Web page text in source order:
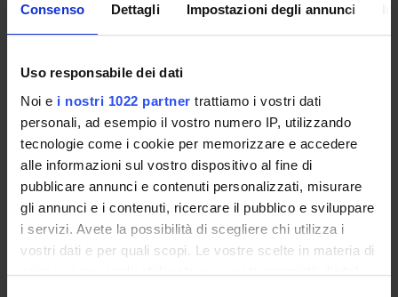
Consenso Dettagli Impostazioni degli annunci
Uso responsabile dei dati
Noi e i nostri 1022 partner trattiamo i vostri dati
personali, ad esempio il vostro numero IP, utilizzando
tecnologie come i cookie per memorizzare e accedere
alle informazioni sul vostro dispositivo al fine di
pubblicare annunci e contenuti personalizzati, misurare
gli annunci e i contenuti, ricercare il pubblico e sviluppare
i servizi. Avete la possibilità di scegliere chi utilizza i
vostri dati e per quali scopi. Le vostre scelte in materia di
privacy sono applicabili solo su questa proprietà digitale
INCARICHI
ORGANIZZAZIONE
GOVERNANCE
COMMISSIONI
UFFICI E STRUTTURE DI SERVIZIO
SERVIZI DI SEGRETERIA STUDENTI